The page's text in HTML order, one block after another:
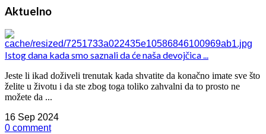
Aktuelno
Istog dana kada smo saznali da će naša devojčica ...
Jeste li ikad doživeli trenutak kada shvatite da konačno imate sve što
želite u životu i da ste zbog toga toliko zahvalni da to prosto ne
možete da ...
16 Sep 2024
0 comment